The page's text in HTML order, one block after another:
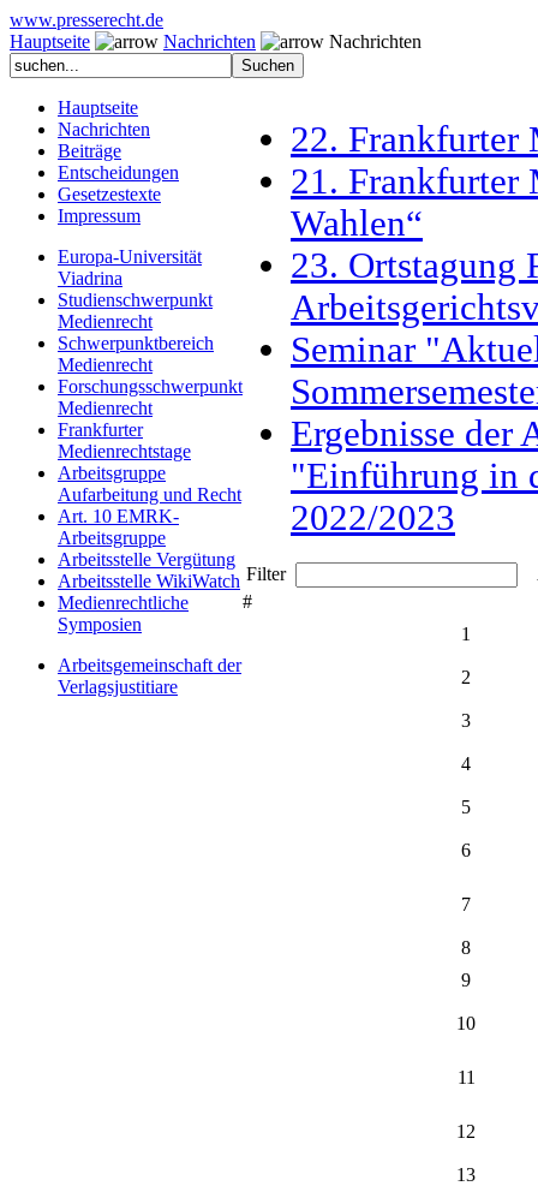
www.presserecht.de
Hauptseite
Nachrichten Nachrichten
Hauptseite
Nachrichten
Beiträge
Entscheidungen
Gesetzestexte
Impressum
Europa-Universität
Viadrina
Studienschwerpunkt
Medienrecht
Schwerpunktbereich
Medienrecht
Forschungsschwerpunkt
Medienrecht
Frankfurter
Medienrechtstage
Arbeitsgruppe
Aufarbeitung und Recht
Art. 10 EMRK-
Arbeitsgruppe
Arbeitsstelle Vergütung
Arbeitsstelle WikiWatch
Medienrechtliche
Symposien
Arbeitsgemeinschaft der
Verlagsjustitiare
22. Frankfurter
21. Frankfurter
Wahlen“
23. Ortstagung
Seminar
Ergebnisse der
"Einführung in
2022/2023
Filter
#
1
2
3
4
5
6
7
8
9
10
11
12
13